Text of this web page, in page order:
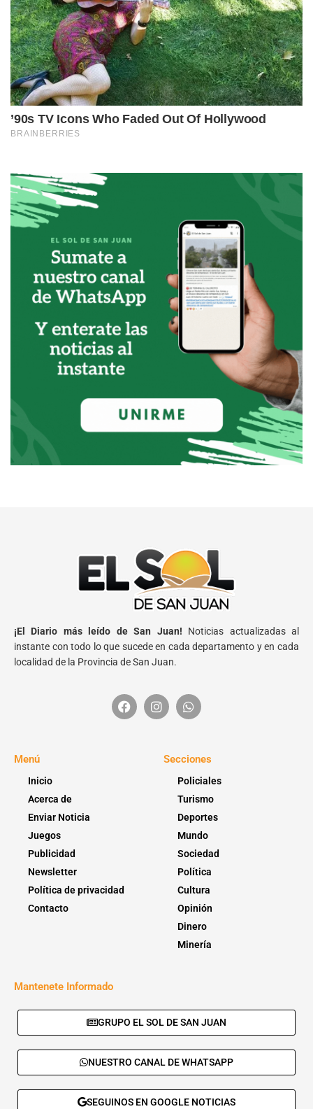
¡El Diario más leído de San Juan! Noticias actualizadas al
instante con todo lo que sucede en cada departamento y en cada
localidad de la Provincia de San Juan.
Menú
Inicio
Acerca de
Enviar Noticia
Juegos
Publicidad
Newsletter
Política de privacidad
Contacto
Secciones
Policiales
Turismo
Deportes
Mundo
Sociedad
Política
Cultura
Opinión
Dinero
Minería
Mantenete Informado
GRUPO EL SOL DE SAN JUAN
NUESTRO CANAL DE WHATSAPP
SEGUINOS EN GOOGLE NOTICIAS